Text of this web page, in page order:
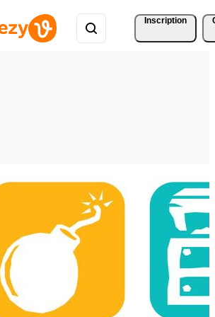
Inscription